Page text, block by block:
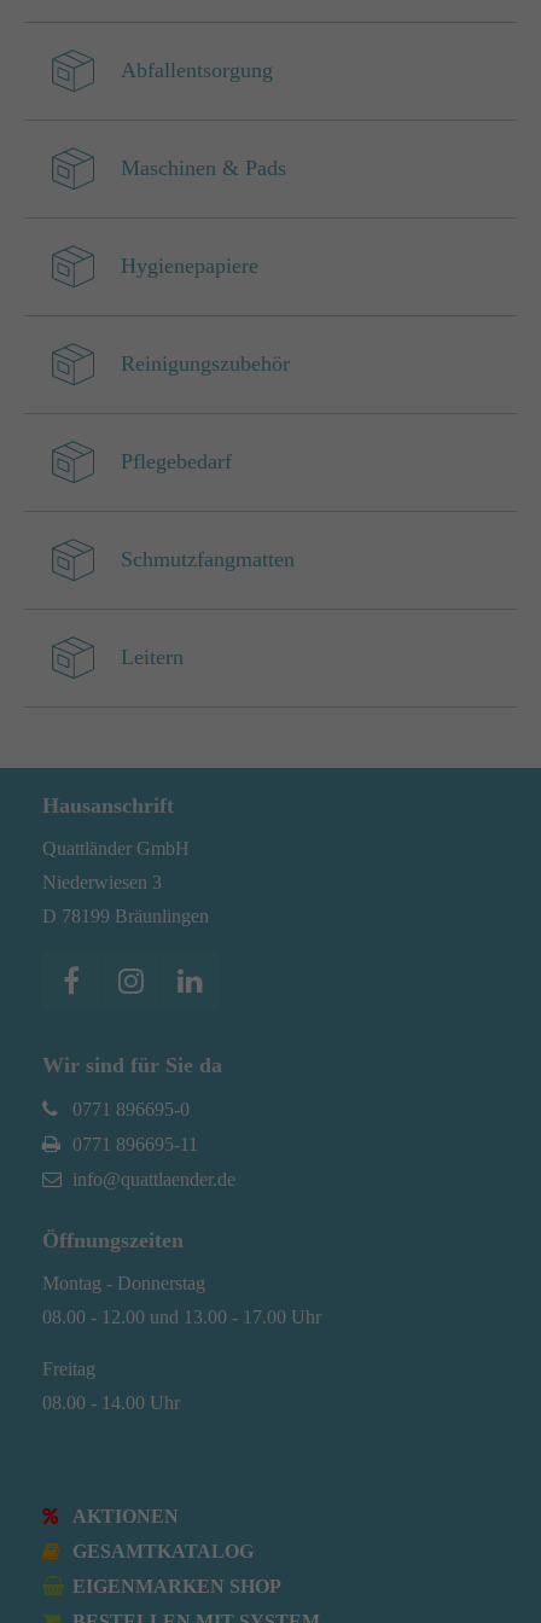
Abfallentsorgung
Maschinen & Pads
Hygienepapiere
Reinigungszubehör
Pflegebedarf
Schmutzfangmatten
Leitern
Hausanschrift
Quattländer GmbH
Niederwiesen 3
D 78199 Bräunlingen
Wir sind für Sie da
0771 896695-0
0771 896695-11
info@quattlaender.de
Öffnungszeiten
Montag - Donnerstag
08.00 - 12.00 und 13.00 - 17.00 Uhr
Freitag
08.00 - 14.00 Uhr
AKTIONEN
GESAMTKATALOG
EIGENMARKEN SHOP